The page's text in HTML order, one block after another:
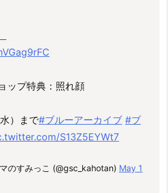
ップ特典：照れ顔
）まで#ブルーアーカイブ #ブ
S13Z5EYWt7
のすみっこ (@gsc_kahotan) May 1